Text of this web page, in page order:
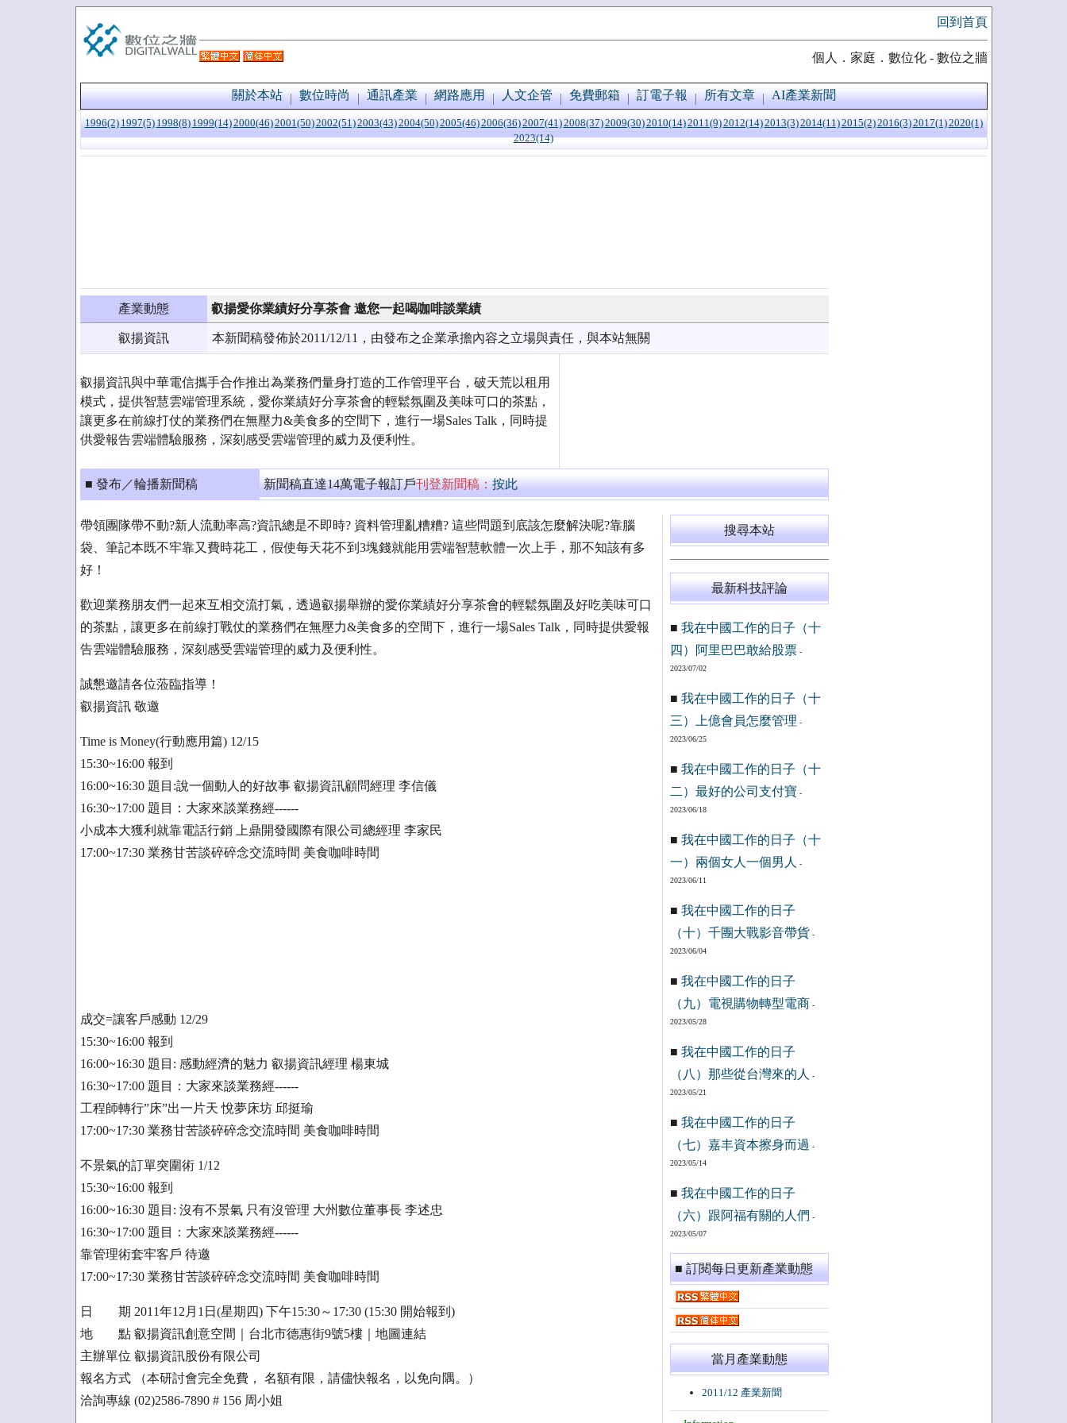
回到首頁
個人．家庭．數位化 - 數位之牆
關於本站 數位時尚 通訊產業 網路應用 人文企管 免費郵箱 訂電子報 所有文章 AI產業新聞
1996(2) 1997(5) 1998(8) 1999(14)2000(46)2001(50)2002(51)2003(43)2004(50)2005(46)2006(36)2007(41)2008(37)2009(30)2010(14)2011(9)2012(14)2013(3)2014(11)2015(2)2016(3)2017(1)2020(1)
2023(14)
產業動態 叡揚愛你業績好分享茶會 邀您一起喝咖啡談業績
叡揚資訊 本新聞稿發佈於2011/12/11，由發布之企業承擔內容之立場與責任，與本站無關
叡揚資訊與中華電信攜手合作推出為業務們量身打造的工作管理平台，破天荒以租用
模式，提供智慧雲端管理系統，愛你業績好分享茶會的輕鬆氛圍及美味可口的茶點，
讓更多在前線打仗的業務們在無壓力&美食多的空間下，進行一場Sales Talk，同時提
供愛報告雲端體驗服務，深刻感受雲端管理的威力及便利性。
■ 發布／輪播新聞稿 新聞稿直達14萬電子報訂戶刊登新聞稿：按此
帶領團隊帶不動?新人流動率高?資訊總是不即時? 資料管理亂糟糟? 這些問題到底該怎麼解決呢?靠腦
袋、筆記本既不牢靠又費時花工，假使每天花不到3塊錢就能用雲端智慧軟體一次上手，那不知該有多
好！
歡迎業務朋友們一起來互相交流打氣，透過叡揚舉辦的愛你業績好分享茶會的輕鬆氛圍及好吃美味可口
的茶點，讓更多在前線打戰仗的業務們在無壓力&美食多的空間下，進行一場Sales Talk，同時提供愛報
告雲端體驗服務，深刻感受雲端管理的威力及便利性。
誠懇邀請各位蒞臨指導！
叡揚資訊 敬邀
Time is Money(行動應用篇) 12/15
15:30~16:00 報到
16:00~16:30 題目:說一個動人的好故事 叡揚資訊顧問經理 李信儀
16:30~17:00 題目：大家來談業務經------
小成本大獲利就靠電話行銷 上鼎開發國際有限公司總經理 李家民
17:00~17:30 業務甘苦談碎碎念交流時間 美食咖啡時間
成交=讓客戶感動 12/29
15:30~16:00 報到
16:00~16:30 題目: 感動經濟的魅力 叡揚資訊經理 楊東城
16:30~17:00 題目：大家來談業務經------
工程師轉行”床”出一片天 悅夢床坊 邱挺瑜
17:00~17:30 業務甘苦談碎碎念交流時間 美食咖啡時間
不景氣的訂單突圍術 1/12
15:30~16:00 報到
16:00~16:30 題目: 沒有不景氣 只有沒管理 大州數位董事長 李述忠
16:30~17:00 題目：大家來談業務經------
靠管理術套牢客戶 待邀
17:00~17:30 業務甘苦談碎碎念交流時間 美食咖啡時間
日 期 2011年12月1日(星期四) 下午15:30～17:30 (15:30 開始報到)
地 點 叡揚資訊創意空間｜台北市德惠街9號5樓｜地圖連結
主辦單位 叡揚資訊股份有限公司
報名方式 （本研討會完全免費， 名額有限，請儘快報名，以免向隅。）
洽詢專線 (02)2586-7890 # 156 周小姐
搜尋本站
最新科技評論
■ 我在中國工作的日子（十
四）阿里巴巴敢給股票-
2023/07/02
■ 我在中國工作的日子（十
三）上億會員怎麼管理 -
2023/06/25
■ 我在中國工作的日子（十
二）最好的公司支付寶 -
2023/06/18
■ 我在中國工作的日子（十
一）兩個女人一個男人
-
2023/06/11
■ 我在中國工作的日子
（十）千團大戰影音帶貨 -
2023/06/04
■ 我在中國工作的日子
（九）電視購物轉型電商 -
2023/05/28
■ 我在中國工作的日子
（八）那些從台灣來的人
-
2023/05/21
■ 我在中國工作的日子
（七）嘉丰資本擦身而過 -
2023/05/14
■ 我在中國工作的日子
（六）跟阿福有關的人們 -
2023/05/07
■ 訂閱每日更新產業動態
當月產業動態
2011/12 產業新聞